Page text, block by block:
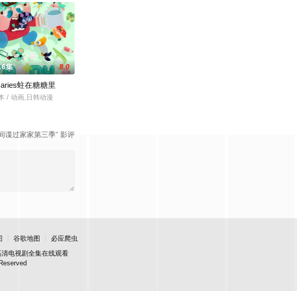
、中津三人之间的情感发展。此外
便能获得先人的异能，全世界为获得宝物而疯狂。无往不利盗墓者
集 8.0
蛀在糖糖里
/ 动画,日韩动漫
谍过家家第三季” 影评
谷歌地图
必应爬虫
电视剧全集在线观看